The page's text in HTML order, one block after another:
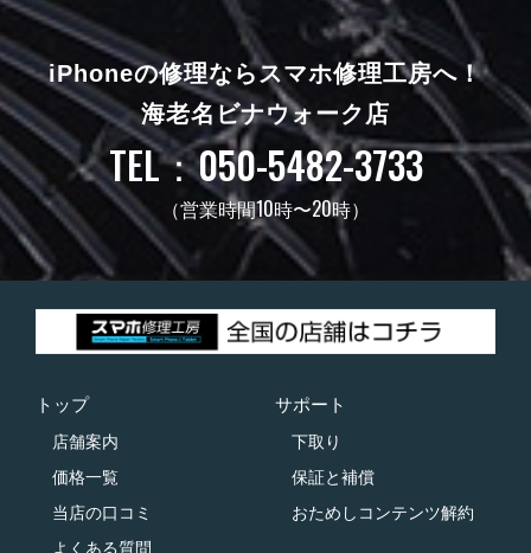
iPhoneの修理ならスマホ修理工房へ！
海老名ビナウォーク店
TEL：050-5482-3733
（営業時間10時〜20時）
トップ
店舗案内
価格一覧
当店の口コミ
よくある質問
サポート
下取り
保証と補償
おためしコンテンツ解約